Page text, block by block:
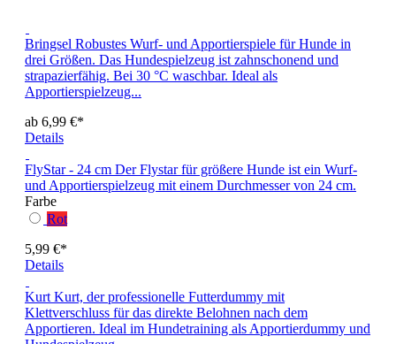
Bringsel Robustes Wurf- und Apportierspiele für Hunde in
drei Größen. Das Hundespielzeug ist zahnschonend und
strapazierfähig. Bei 30 °C waschbar. Ideal als
Apportierspielzeug...
ab 6,99 €*
Details
FlyStar - 24 cm Der Flystar für größere Hunde ist ein Wurf-
und Apportierspielzeug mit einem Durchmesser von 24 cm.
Farbe
Rot
5,99 €*
Details
Kurt Kurt, der professionelle Futterdummy mit
Klettverschluss für das direkte Belohnen nach dem
Apportieren. Ideal im Hundetraining als Apportierdummy und